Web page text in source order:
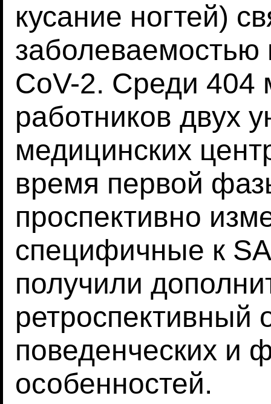
кусание ногтей)
CoV-2. Среди 404
работников двух
медицинских
время первой
проспективно
специфичные к
получили
ретроспективный
поведенческих и
особенностей.